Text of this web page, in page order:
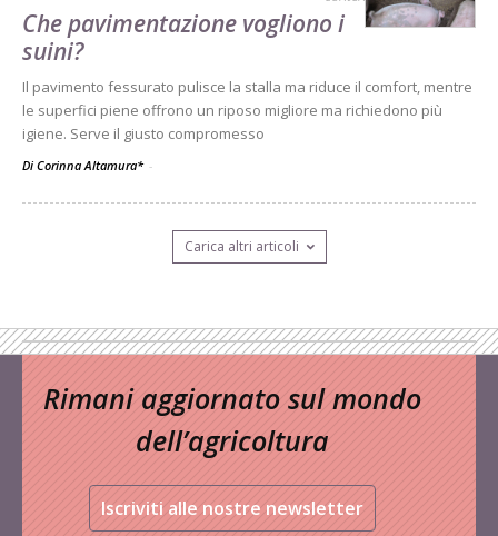
Che pavimentazione vogliono i
suini?
Il pavimento fessurato pulisce la stalla ma riduce il comfort, mentre
le superfici piene offrono un riposo migliore ma richiedono più
igiene. Serve il giusto compromesso
Di Corinna Altamura* -
Carica altri articoli
Rimani aggiornato sul mondo
dell’agricoltura
Iscriviti alle nostre newsletter